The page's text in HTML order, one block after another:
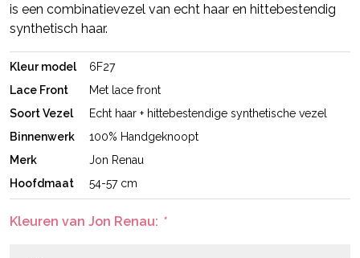
is een combinatievezel van echt haar en hittebestendig
synthetisch haar.
Kleur model
6F27
Lace Front
Met lace front
Soort Vezel
Echt haar + hittebestendige synthetische vezel
Binnenwerk
100% Handgeknoopt
Merk
Jon Renau
Hoofdmaat
54-57 cm
Kleuren van Jon Renau: *